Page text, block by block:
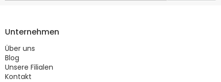
Unternehmen
Über uns
Blog
Unsere Filialen
Kontakt